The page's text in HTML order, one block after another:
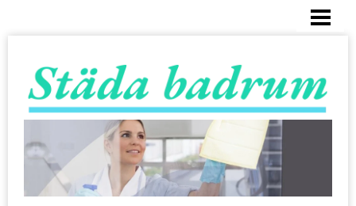
BUBBELBADKAR
DUSCH
KAKEL OCH FOGAR
BESTÄLL STÄDHJÄLP